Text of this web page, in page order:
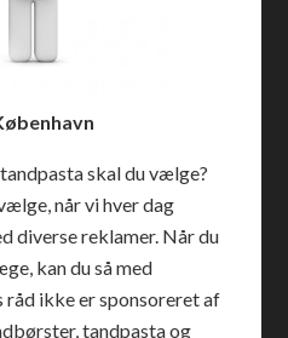
skal du vælge?
når vi hver dag
diverse reklamer. Når du
kan du så med
råd ikke er sponsoreret af
tandpasta og